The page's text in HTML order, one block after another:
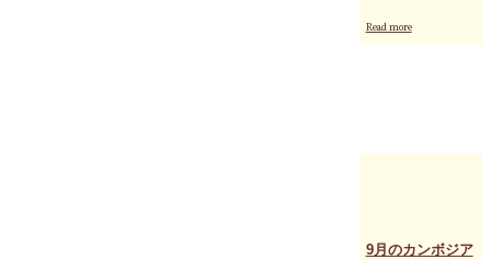
号
／
立
ギ
Read more
現"
9月のカンボジア